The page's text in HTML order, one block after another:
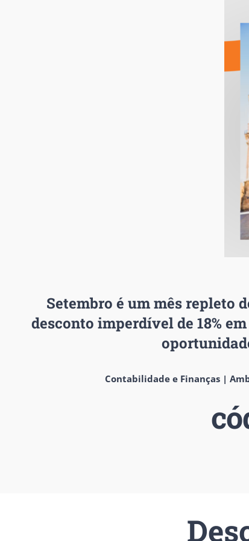
Setembro é um mês repleto
desconto imperdível de 18%em
Contabilidade e Finanças |